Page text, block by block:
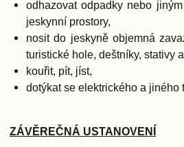
odhazovat odpadky nebo
jeskynní prostory,
nosit do jeskyně objemná
turistické hole, deštníky, stativy
kouřit, pít, jíst,
dotýkat se elektrického a jiného
ZÁVĚREČNÁ USTANOVENÍ